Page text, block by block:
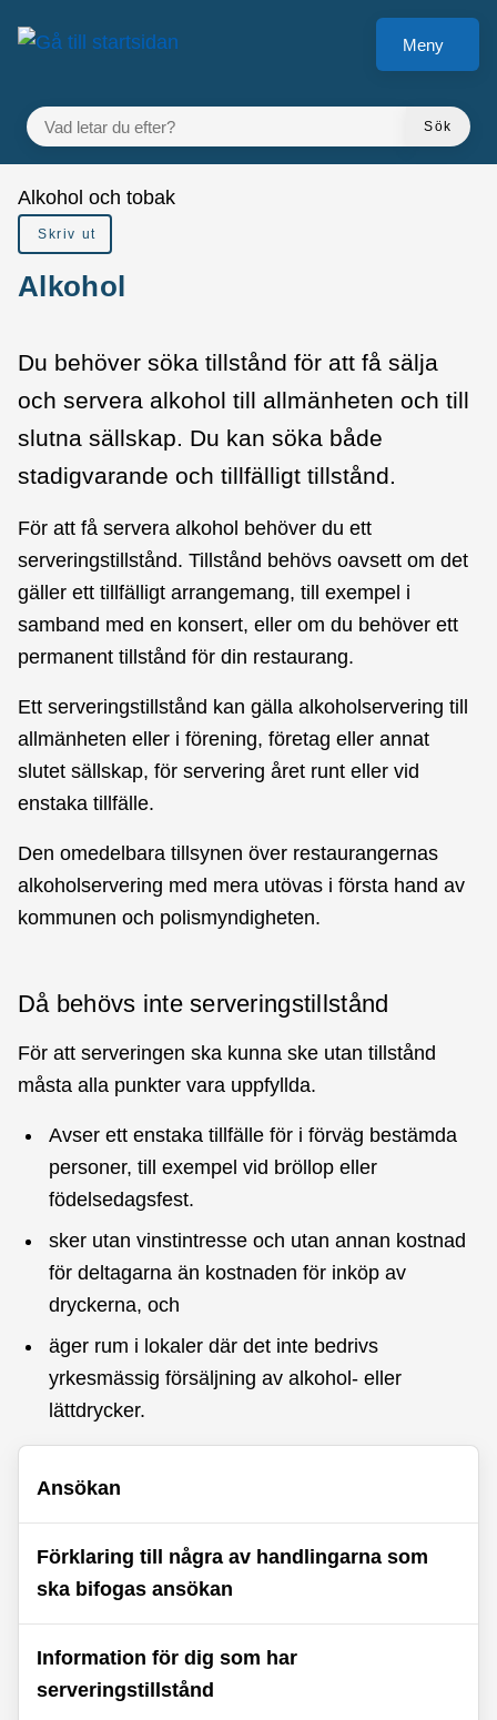
Gå till innehåll
till sidomeny
Meny
VAD LETAR DU EFTER?
Sök
Du är här:
Alkohol och tobak
Skriv ut
Alkohol
Du behöver söka tillstånd för att få sälja
och servera alkohol till allmänheten och till
slutna sällskap. Du kan söka både
stadigvarande och tillfälligt tillstånd.
För att få servera alkohol behöver du ett
serveringstillstånd. Tillstånd behövs oavsett om det
gäller ett tillfälligt arrangemang, till exempel i
samband med en konsert, eller om du behöver ett
permanent tillstånd för din restaurang.
Ett serveringstillstånd kan gälla alkoholservering till
allmänheten eller i förening, företag eller annat
slutet sällskap, för servering året runt eller vid
enstaka tillfälle.
Den omedelbara tillsynen över restaurangernas
alkoholservering med mera utövas i första hand av
kommunen och polismyndigheten.
Då behövs inte serveringstillstånd
För att serveringen ska kunna ske utan tillstånd
måsta alla punkter vara uppfyllda.
Avser ett enstaka tillfälle för i förväg bestämda
personer, till exempel vid bröllop eller
födelsedagsfest.
sker utan vinstintresse och utan annan kostnad
för deltagarna än kostnaden för inköp av
dryckerna, och
äger rum i lokaler där det inte bedrivs
yrkesmässig försäljning av alkohol- eller
lättdrycker.
Ansökan
Förklaring till några av handlingarna som
ska bifogas ansökan
Information för dig som har
serveringstillstånd